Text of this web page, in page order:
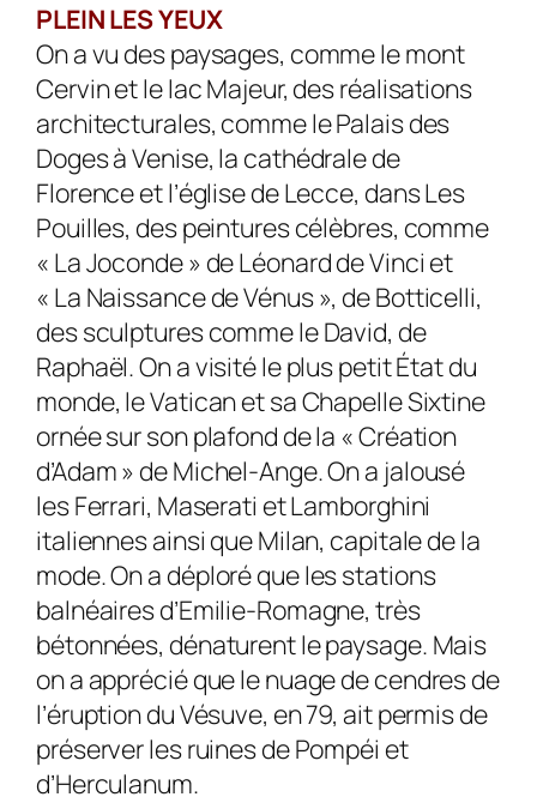
PLEIN LES YEUX
On a vu des paysages, comme le mont
Cervin et le lac Majeur, des réalisations
architecturales, comme le Palais des
Doges à Venise, la cathédrale de
Florence et l’église de Lecce, dans Les
Pouilles, des peintures célèbres, comme
« La Joconde » de Léonard de Vinci et
« La Naissance de Vénus », de Botticelli,
des sculptures comme le David, de
Raphaël. On a visité le plus petit État du
monde, le Vatican et sa Chapelle Sixtine
ornée sur son plafond de la « Création
d’Adam » de Michel-Ange. On a jalousé
les Ferrari, Maserati et Lamborghini
italiennes ainsi que Milan, capitale de la
mode. On a déploré que les stations
balnéaires d’Emilie-Romagne, très
bétonnées, dénaturent le paysage. Mais
on a apprécié que le nuage de cendres de
l’éruption du Vésuve, en 79, ait permis de
préserver les ruines de Pompéi et
d’Herculanum.